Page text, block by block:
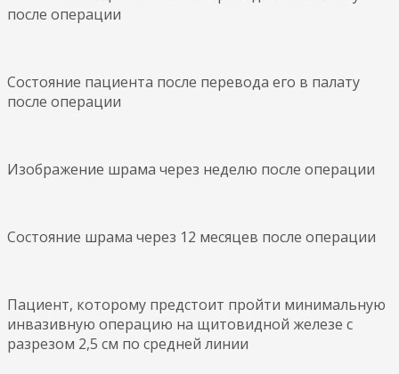
после операции
Состояние пациента после перевода его в палату
после операции
Изображение шрама через неделю после операции
Состояние шрама через 12 месяцев после операции
Пациент, которому предстоит пройти минимальную
инвазивную операцию на щитовидной железе с
разрезом 2,5 см по средней линии